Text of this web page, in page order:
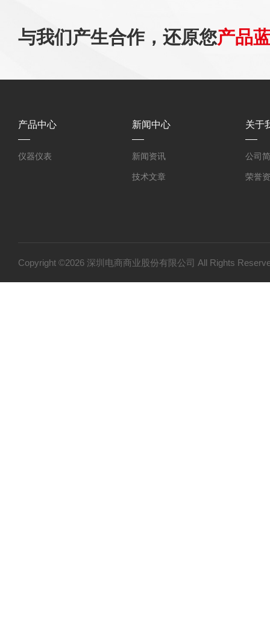
与我们产生合作，还原您产品
产品中心
仪器仪表
新闻中心
新闻资讯
技术文章
关于
公司
荣誉
Copyright ©2026 深圳电商商业股份有限公司 All Rights